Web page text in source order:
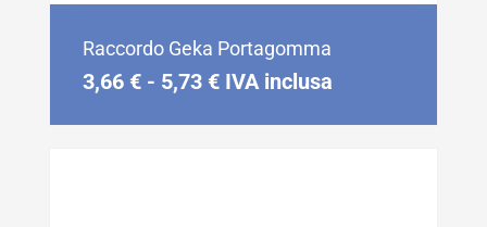
Raccordo Geka Portagomma
3,66 € - 5,73 € IVA inclusa